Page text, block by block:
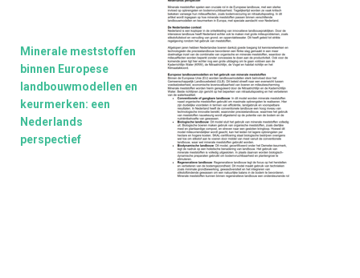
Minerale meststoffen
binnen Europese
landbouwmodellen en
keurmerken: een
Nederlands
perspectief